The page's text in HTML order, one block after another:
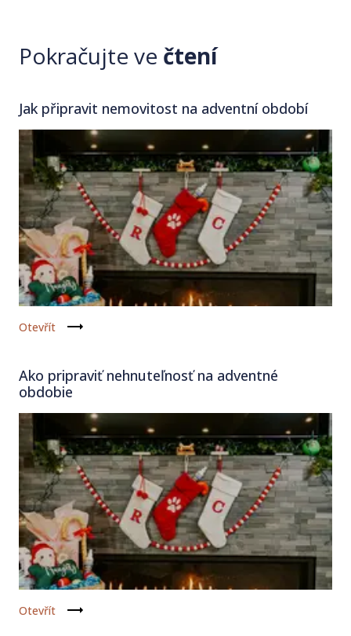
Pokračujte ve čtení
Jak připravit nemovitost na adventní období
Otevřít
Ako pripraviť nehnuteľnosť na adventné
obdobie
Otevřít